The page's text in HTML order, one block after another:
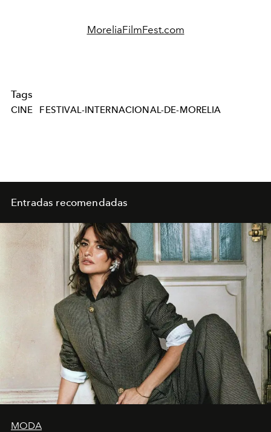
MoreliaFilmFest.com
Tags
CINE FESTIVAL-INTERNACIONAL-DE-MORELIA
Entradas recomendadas
MODA